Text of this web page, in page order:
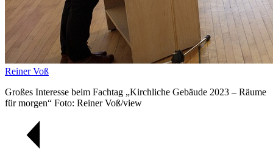
Reiner Voß
Großes Interesse beim Fachtag „Kirchliche Gebäude 2023 – Räume
für morgen“ Foto: Reiner Voß/view